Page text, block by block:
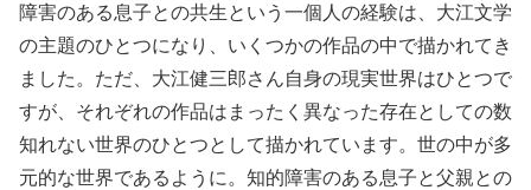
障害のある息子との共生という一個人の経験は、大江文学
の主題のひとつになり、いくつかの作品の中で描かれてき
ました。ただ、大江健三郎さん自身の現実世界はひとつで
すが、それぞれの作品はまったく異なった存在としての数
知れない世界のひとつとして描かれています。世の中が多
元的な世界であるように。知的障害のある息子と父親との